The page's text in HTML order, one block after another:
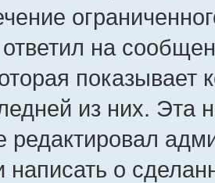
ответил на
показывает
из них. Эта
написать о